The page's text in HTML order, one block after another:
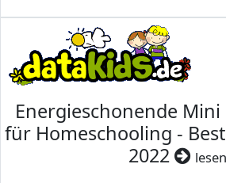
Energieschonende Mini
für Homeschooling -
2022
lesen